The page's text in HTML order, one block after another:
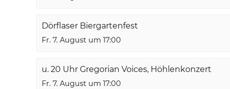
Dörflaser Biergartenfest
Fr. 7. August um 17:00
u. 20 Uhr Gregorian Voices, Höhlenkonzert
Fr. 7. August um 17:00